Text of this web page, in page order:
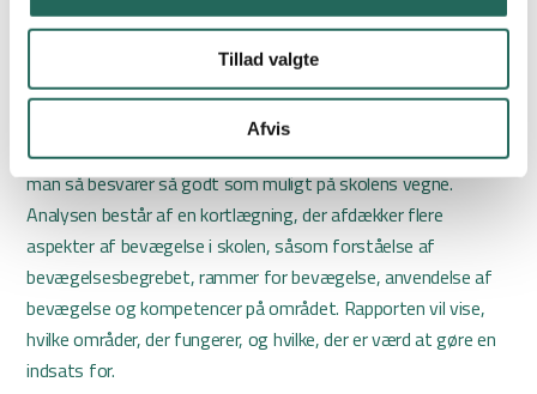
Tillad valgte
Afvis
Udover Bevægelsesguiden er der udviklet et værktøj, der giver
mulighed for at afdække, hvordan det står til med bevægelse
på skolen – Bevægelsesanalysen. Konkret udfylder en person
fra skolen en anmodning om at få tilsendt et spørgeskema,
man så besvarer så godt som muligt på skolens vegne.
Analysen består af en kortlægning, der afdækker flere
aspekter af bevægelse i skolen, såsom forståelse af
bevægelsesbegrebet, rammer for bevægelse, anvendelse af
bevægelse og kompetencer på området. Rapporten vil vise,
hvilke områder, der fungerer, og hvilke, der er værd at gøre en
indsats for.